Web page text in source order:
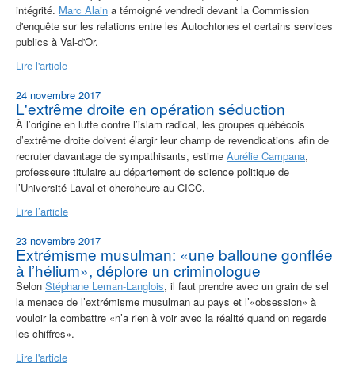
intégrité. Marc Alain a témoigné vendredi devant la Commission
d'enquête sur les relations entre les Autochtones et certains services
publics à Val-d'Or.
Lire l'article
24 novembre 2017
L'extrême droite en opération séduction
À l’origine en lutte contre l’islam radical, les groupes québécois
d’extrême droite doivent élargir leur champ de revendications afin de
recruter davantage de sympathisants, estime Aurélie Campana,
professeure titulaire au département de science politique de
l’Université Laval et chercheure au CICC.
Lire l’article
23 novembre 2017
Extrémisme musulman: «une balloune gonflée
à l’hélium», déplore un criminologue
Selon Stéphane Leman-Langlois, il faut prendre avec un grain de sel
la menace de l’extrémisme musulman au pays et l’«obsession» à
vouloir la combattre «n’a rien à voir avec la réalité quand on regarde
les chiffres».
Lire l'article